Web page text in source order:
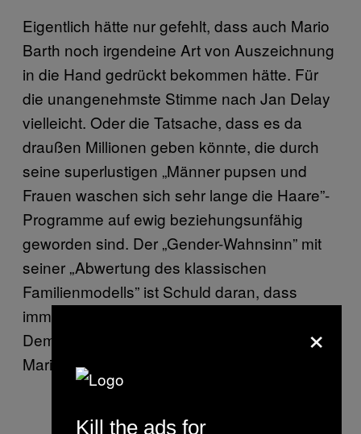
Eigentlich hätte nur gefehlt, dass auch Mario
Barth noch irgendeine Art von Auszeichnung
in die Hand gedrückt bekommen hätte. Für
die unangenehmste Stimme nach Jan Delay
vielleicht. Oder die Tatsache, dass es da
draußen Millionen geben könnte, die durch
seine superlustigen „Männer pupsen und
Frauen waschen sich sehr lange die Haare”-
Programme auf ewig beziehungsunfähig
geworden sind. Der „Gender-Wahnsinn” mit
seiner „Abwertung des klassischen
Familienmodells” ist Schuld daran, dass
immer weniger Deutsche Kinder bekommen?
Demonstriert lieber mal bei der nächsten
Mario-Barth-Stadiontour,
×
Kill the ads for